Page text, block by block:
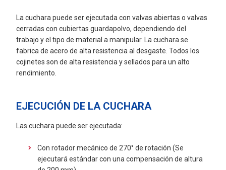
La cuchara puede ser ejecutada con valvas abiertas o valvas
cerradas con cubiertas guardapolvo, dependiendo del
trabajo y el tipo de material a manipular. La cuchara se
fabrica de acero de alta resistencia al desgaste. Todos los
cojinetes son de alta resistencia y sellados para un alto
rendimiento.
EJECUCIÓN DE LA CUCHARA
Las cuchara puede ser ejecutada:
Con rotador mecánico de 270° de rotación (Se
ejecutará estándar con una compensación de altura